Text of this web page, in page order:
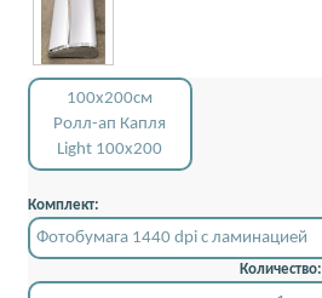
100x200см
Ролл-ап Капля
Light 100x200
Комплект:
Фотобумага 1440 dpi с ламинацией
Количество: